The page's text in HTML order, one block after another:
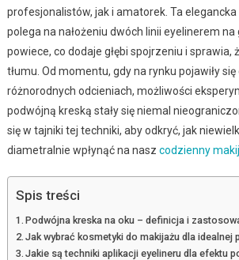
profesjonalistów, jak i amatorek. Ta
polega na nałożeniu dwóch linii eyelinerem na
powiece, co dodaje głębi spojrzeniu i sprawia,
tłumu. Od momentu, gdy na rynku pojawiły
różnorodnych odcieniach, możliwości
podwójną kreską stały się niemal
się w tajniki tej techniki, aby odkryć, jak
diametralnie wpłynąć na nasz codzienny
Spis treści
Podwójna kreska na oku – definicja i
Jak wybrać kosmetyki do makijażu dla idealnej
Jakie są techniki aplikacji eyelineru dla efektu